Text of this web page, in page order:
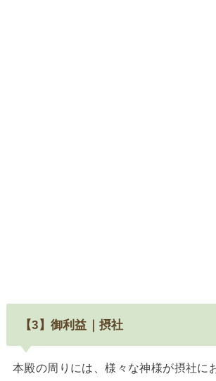
【3】御利益｜摂社
本殿の周りには、様々な神様が摂社に